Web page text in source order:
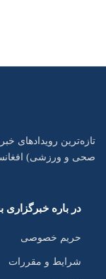
تازه‌ترین رویدادهای
صحی و ورزشی)
در باره خبرگزاری
حریم خصوصی
شرایط و مقررات